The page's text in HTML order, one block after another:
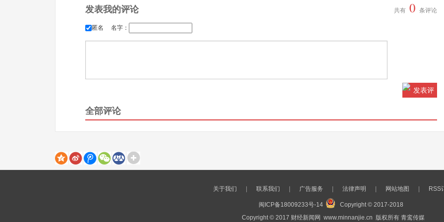
发表我的评论 共有 0 条评论
匿名 名字：
全部评论
关于我们 联系我们 广告服务 法律声明 网站地图 RSS
闽ICP备18009233号-14
Copyright © 2017-2018
Copyright © 2017 财经新闻网 www.minnanjie.cn 版权所有 青鸾传媒